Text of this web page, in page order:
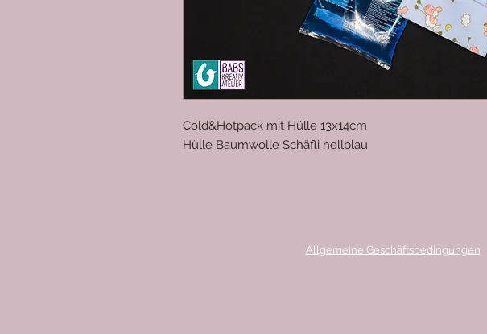
Cold&Hotpack mit Hülle 13x14cm
Hülle Baumwolle Schäfli hellblau
Allgemeine Geschäftsbedingungen